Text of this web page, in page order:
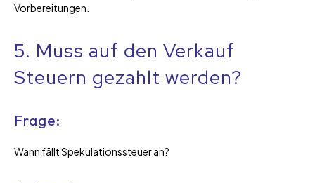
Vorbereitungen.
5. Muss auf den Verkauf
Steuern gezahlt werden?
Frage:
Wann fällt Spekulationssteuer an?